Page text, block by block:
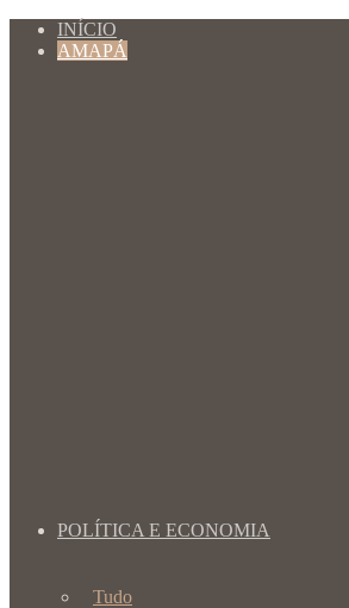
INÍCIO
AMAPÁ
POLÍTICA E ECONOMIA
Tudo